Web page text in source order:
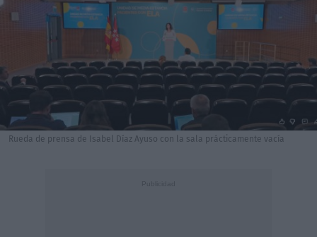
Rueda de prensa de Isabel Díaz Ayuso con la sala prácticamente vacía